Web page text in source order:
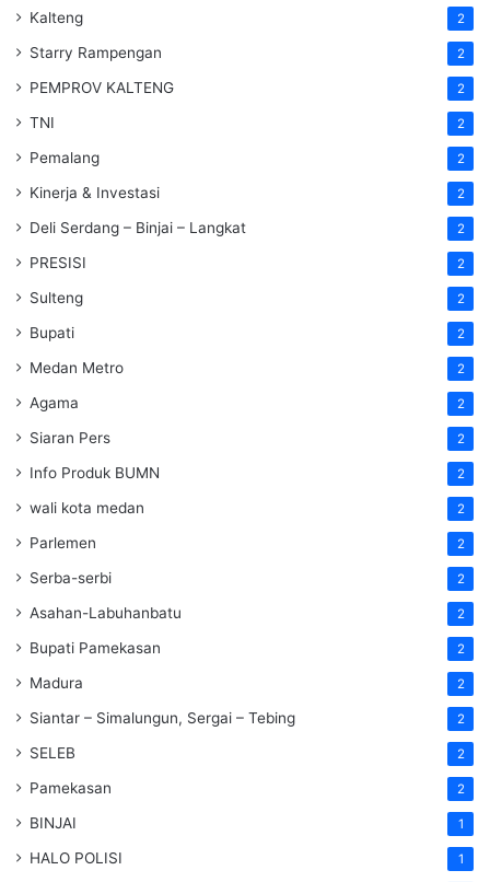
Kalteng 2
Starry Rampengan 2
PEMPROV KALTENG 2
TNI 2
Pemalang 2
Kinerja & Investasi 2
Deli Serdang – Binjai – Langkat 2
PRESISI 2
Sulteng 2
Bupati 2
Medan Metro 2
Agama 2
Siaran Pers 2
Info Produk BUMN 2
wali kota medan 2
Parlemen 2
Serba-serbi 2
Asahan-Labuhanbatu 2
Bupati Pamekasan 2
Madura 2
Siantar – Simalungun, Sergai – Tebing 2
SELEB 2
Pamekasan 2
BINJAI 1
HALO POLISI 1